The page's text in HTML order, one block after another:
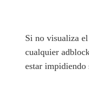
Si no visualiza
cualquier
estar impidiendo